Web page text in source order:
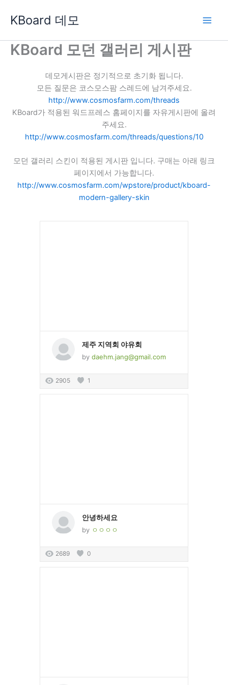
로
KBoard 데모
KBoard 모던 갤러리 게시판
데모게시판은 정기적으로 초기화 됩니다.
모든 질문은 코스모스팜 스레드에 남겨주세요.
http://www.cosmosfarm.com/threads
KBoard가 적용된 워드프레스 홈페이지를 자유게시판에 올려
주세요.
http://www.cosmosfarm.com/threads/questions/10
모던 갤러리 스킨이 적용된 게시판 입니다. 구매는 아래 링크
페이지에서 가능합니다.
http://www.cosmosfarm.com/wpstore/product/kboard-
modern-gallery-skin
제주 지역회 야유회
by daehm.jang@gmail.com
2905 1
안녕하세요
by ㅇㅇㅇㅇ
2689 0